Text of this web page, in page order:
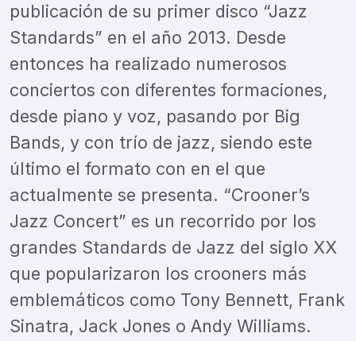
publicación de su primer disco “Jazz
Standards” en el año 2013. Desde
entonces ha realizado numerosos
conciertos con diferentes formaciones,
desde piano y voz, pasando por Big
Bands, y con trío de jazz, siendo este
último el formato con en el que
actualmente se presenta. “Crooner’s
Jazz Concert” es un recorrido por los
grandes Standards de Jazz del siglo XX
que popularizaron los crooners más
emblemáticos como Tony Bennett, Frank
Sinatra, Jack Jones o Andy Williams.